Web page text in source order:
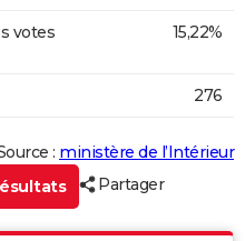
votes
15,22%
276
: ministère de l’Intérieur
Partager